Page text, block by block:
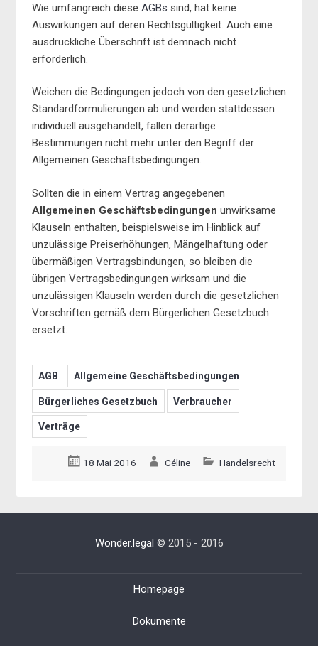
Wie umfangreich diese AGBs sind, hat keine
Auswirkungen auf deren Rechtsgültigkeit. Auch eine
ausdrückliche Überschrift ist demnach nicht
erforderlich.
Weichen die Bedingungen jedoch von den gesetzlichen
Standardformulierungen ab und werden stattdessen
individuell ausgehandelt, fallen derartige
Bestimmungen nicht mehr unter den Begriff der
Allgemeinen Geschäftsbedingungen.
Sollten die in einem Vertrag angegebenen
Allgemeinen Geschäftsbedingungen unwirksame
Klauseln enthalten, beispielsweise im Hinblick auf
unzulässige Preiserhöhungen, Mängelhaftung oder
übermäßigen Vertragsbindungen, so bleiben die
übrigen Vertragsbedingungen wirksam und die
unzulässigen Klauseln werden durch die gesetzlichen
Vorschriften gemäß dem Bürgerlichen Gesetzbuch
ersetzt.
AGB Allgemeine Geschäftsbedingungen
Bürgerliches Gesetzbuch Verbraucher
Verträge
18 Mai 2016 Céline Handelsrecht
Wonder.legal © 2015 - 2016
Homepage
Dokumente